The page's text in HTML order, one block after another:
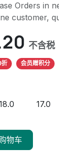
Orders in
customer,
不含税
折 会员赠积分
17.0
物车